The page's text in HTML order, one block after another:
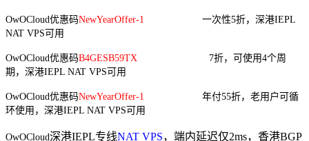
OwOCloud优惠码NewYearOffer-1 一次性5折，深港IEPL
NAT VPS可用
OwOCloud优惠码B4GESB59TX 7折，可使用4个周
期，深港IEPL NAT VPS可用
OwOCloud优惠码NewYearOffer-1 年付55折，老用户可循
环使用，深港IEPL NAT VPS可用
OwOCloud深港IEPL专线NAT VPS，端内延迟仅2ms，香港BGP